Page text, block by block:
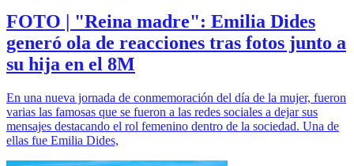
FOTO | "Reina madre": Emilia Dides
generó ola de reacciones tras fotos junto a
su hija en el 8M
En una nueva jornada de conmemoración del día de la mujer, fueron
varias las famosas que se fueron a las redes sociales a dejar sus
mensajes destacando el rol femenino dentro de la sociedad. Una de
ellas fue Emilia Dides,